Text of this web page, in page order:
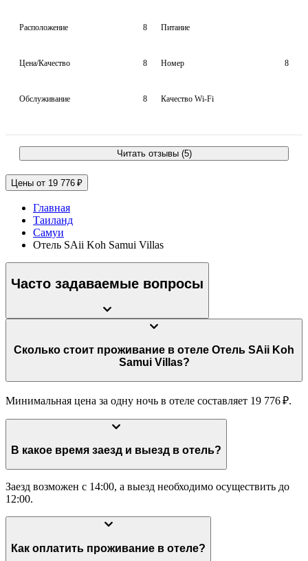
Расположение 8 Питание
Цена/Качество 8 Номер 8
Обслуживание 8 Качество Wi-Fi
Читать отзывы (5)
Цены от 19 776 ₽
Главная
Таиланд
Самуи
Отель SAii Koh Samui Villas
Часто задаваемые вопросы
Сколько стоит проживание в отеле Отель SAii Koh
Samui Villas?
Минимальная цена за одну ночь в отеле составляет 19 776 ₽.
В какое время заезд и выезд в отель?
Заезд возможен с 14:00, а выезд необходимо осуществить до
12:00.
Как оплатить проживание в отеле?